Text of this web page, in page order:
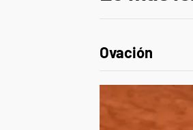
Ovación